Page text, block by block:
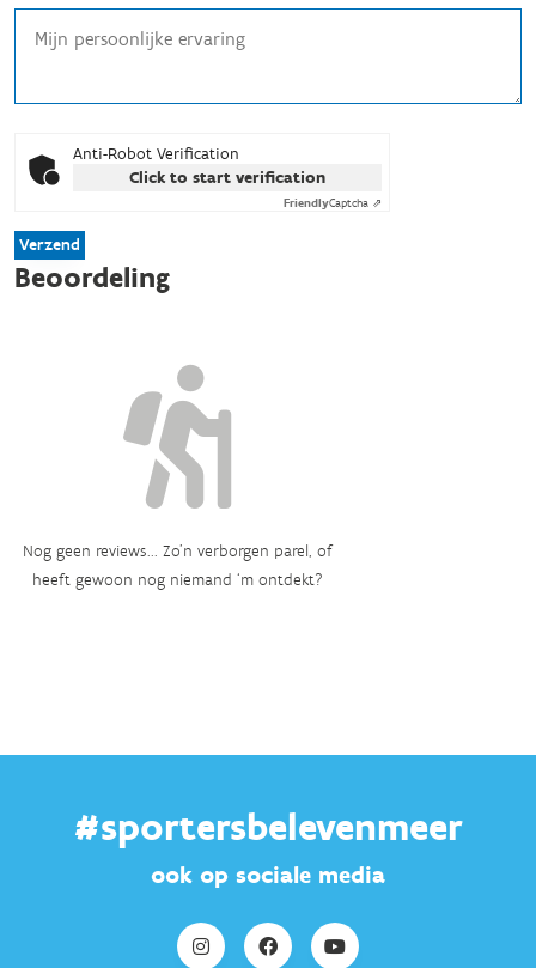
Anti-Robot Verification
Click to start verification
FriendlyCaptcha ⇗
Verzend
Beoordeling
Nog geen reviews... Zo’n verborgen parel, of
heeft gewoon nog niemand ‘m ontdekt?
#sportersbelevenmeer
ook op sociale media